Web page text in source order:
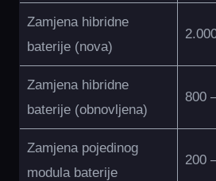
Zamjena hibridne
baterije (nova)
Zamjena hibridne
baterije (obnovljena)
800
Zamjena pojedinog
modula baterije
200